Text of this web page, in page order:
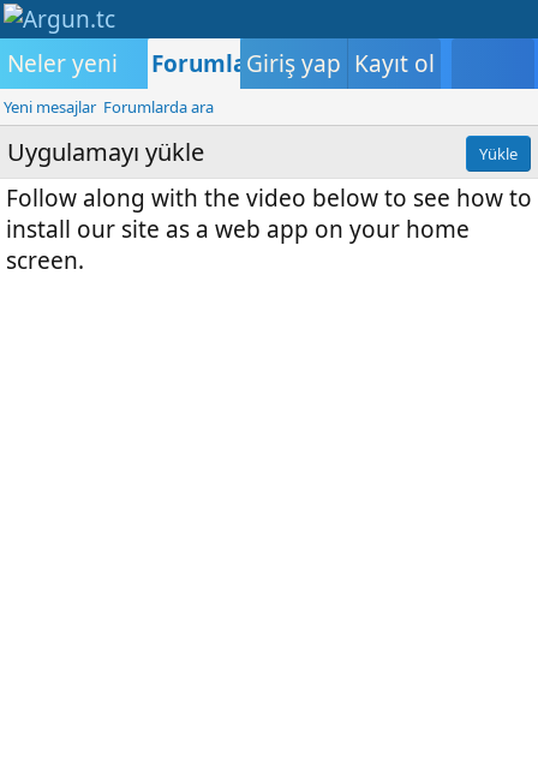
Neler yeni Forumlar Medya Kullanıcılar
Giriş yap Kayıt ol
Yeni mesajlar Forumlarda ara
Uygulamayı yükle Yükle
Follow along with the video below to see how to
install our site as a web app on your home
screen.